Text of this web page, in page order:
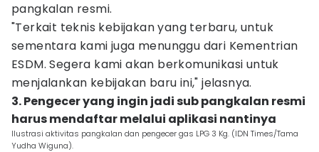
pangkalan resmi.
"Terkait teknis kebijakan yang terbaru, untuk
sementara kami juga menunggu dari Kementrian
ESDM. Segera kami akan berkomunikasi untuk
menjalankan kebijakan baru ini," jelasnya.
3. Pengecer yang ingin jadi sub pangkalan resmi
harus mendaftar melalui aplikasi nantinya
Ilustrasi aktivitas pangkalan dan pengecer gas LPG 3 Kg. (IDN Times/Tama
Yudha Wiguna).